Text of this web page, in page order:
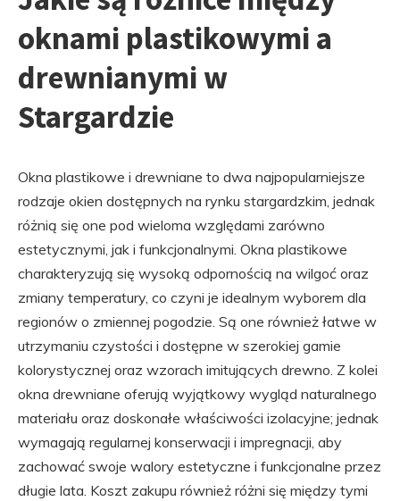
oknami plastikowymi a
drewnianymi w
Stargardzie
Okna plastikowe i drewniane to dwa najpopularniejsze
rodzaje okien dostępnych na rynku stargardzkim, jednak
różnią się one pod wieloma względami zarówno
estetycznymi, jak i funkcjonalnymi. Okna plastikowe
charakteryzują się wysoką odpornością na wilgoć oraz
zmiany temperatury, co czyni je idealnym wyborem dla
regionów o zmiennej pogodzie. Są one również łatwe w
utrzymaniu czystości i dostępne w szerokiej gamie
kolorystycznej oraz wzorach imitujących drewno. Z kolei
okna drewniane oferują wyjątkowy wygląd naturalnego
materiału oraz doskonałe właściwości izolacyjne; jednak
wymagają regularnej konserwacji i impregnacji, aby
zachować swoje walory estetyczne i funkcjonalne przez
długie lata. Koszt zakupu również różni się między tymi